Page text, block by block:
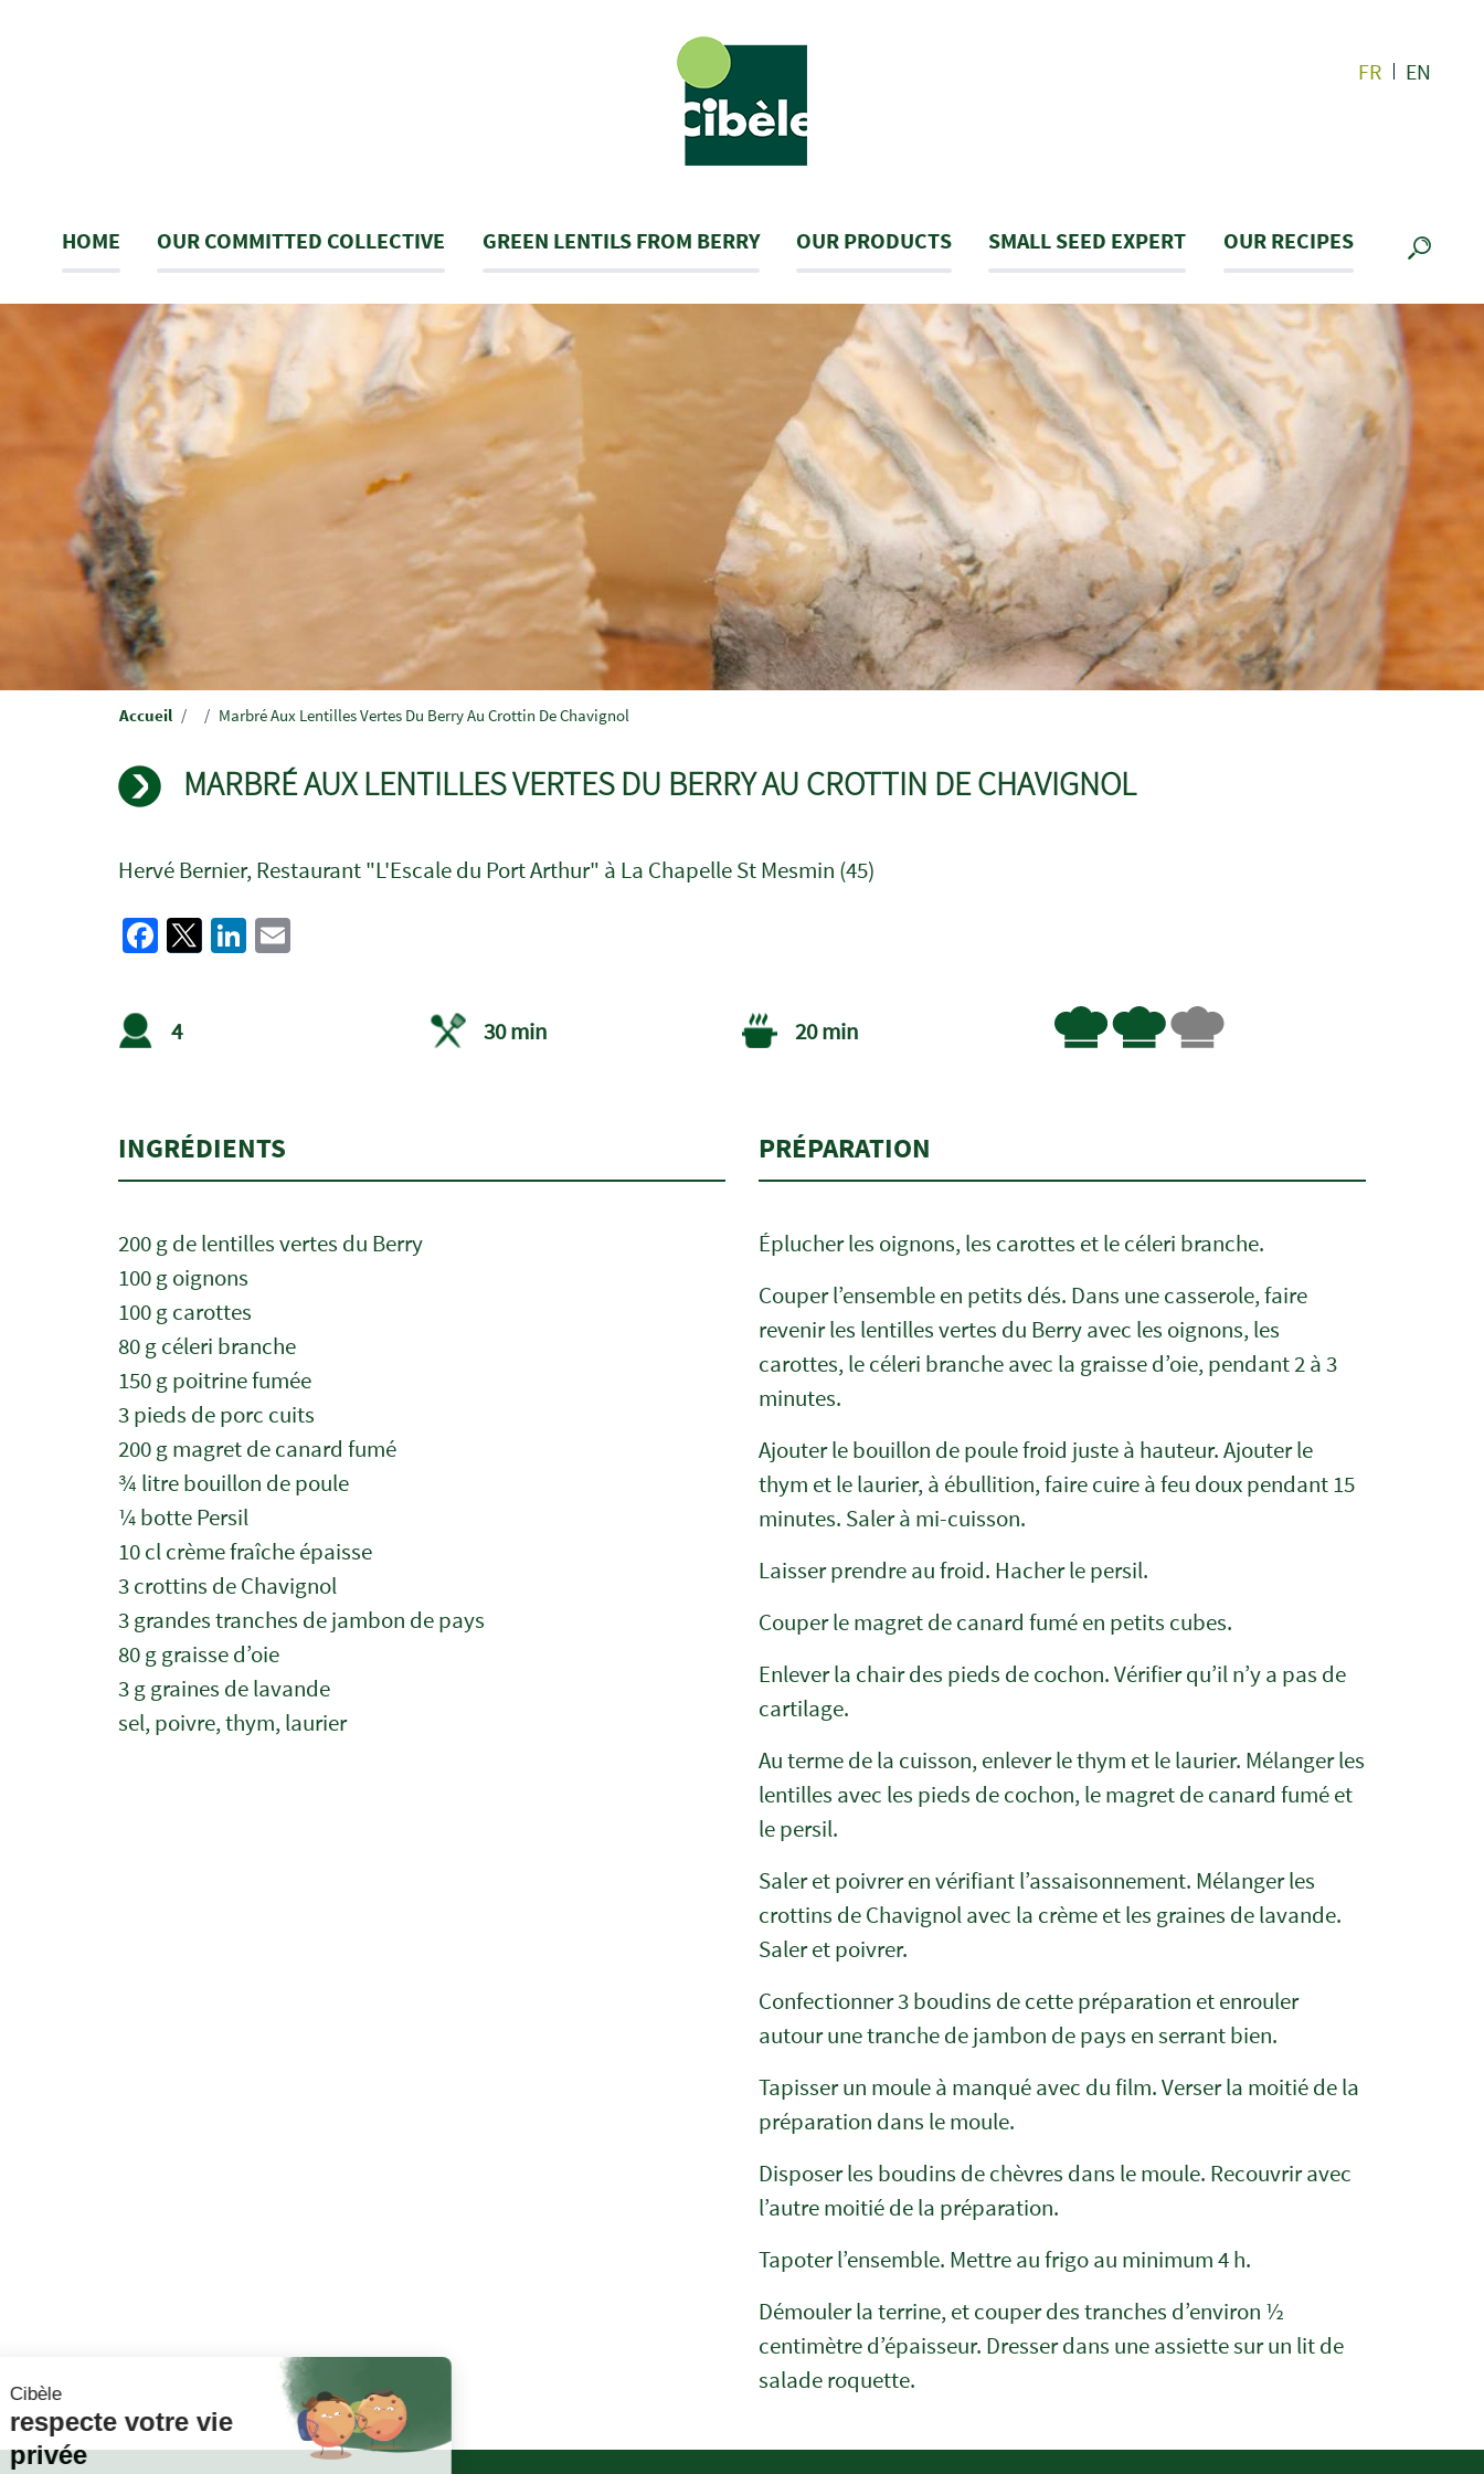
FR EN
Navigation
principale
HOME OUR COMMITTED COLLECTIVE GREEN LENTILS FROM BERRY OUR PRODUCTS SMALL SEED EXPERT OUR RECIPES
Accueil Marbré Aux Lentilles Vertes Du Berry Au Crottin De Chavignol
MARBRÉ AUX LENTILLES VERTES DU BERRY AU CROTTIN DE CHAVIGNOL
Hervé Bernier, Restaurant "L'Escale du Port Arthur" à La Chapelle St Mesmin (45)
Facebook
TwitterLinkedIn
4 30 min 20 min
INGRÉDIENTS
200 g de lentilles vertes du Berry
100 g oignons
100 g carottes
80 g céleri branche
150 g poitrine fumée
3 pieds de porc cuits
200 g magret de canard fumé
¾ litre bouillon de poule
¼ botte Persil
10 cl crème fraîche épaisse
3 crottins de Chavignol
3 grandes tranches de jambon de pays
80 g graisse d’oie
3 g graines de lavande
sel, poivre, thym, laurier
PRÉPARATION
Éplucher les oignons, les carottes et le céleri branche.
Couper l’ensemble en petits dés. Dans une casserole, faire
revenir les lentilles vertes du Berry avec les oignons, les
carottes, le céleri branche avec la graisse d’oie, pendant 2 à 3
minutes.
Ajouter le bouillon de poule froid juste à hauteur. Ajouter le
thym et le laurier, à ébullition, faire cuire à feu doux pendant 15
minutes. Saler à mi-cuisson.
Laisser prendre au froid. Hacher le persil.
Couper le magret de canard fumé en petits cubes.
Enlever la chair des pieds de cochon. Vérifier qu’il n’y a pas de
cartilage.
Au terme de la cuisson, enlever le thym et le laurier. Mélanger les
lentilles avec les pieds de cochon, le magret de canard fumé et
le persil.
Saler et poivrer en vérifiant l’assaisonnement. Mélanger les
crottins de Chavignol avec la crème et les graines de lavande.
Saler et poivrer.
Confectionner 3 boudins de cette préparation et enrouler
autour une tranche de jambon de pays en serrant bien.
Tapisser un moule à manqué avec du film. Verser la moitié de la
préparation dans le moule.
Disposer les boudins de chèvres dans le moule. Recouvrir avec
l’autre moitié de la préparation.
Tapoter l’ensemble. Mettre au frigo au minimum 4 h.
Démouler la terrine, et couper des tranches d’environ ½
centimètre d’épaisseur. Dresser dans une assiette sur un lit de
salade roquette.